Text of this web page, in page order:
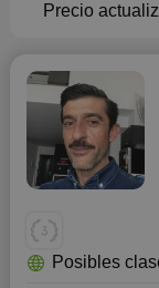
Precio
Posibles